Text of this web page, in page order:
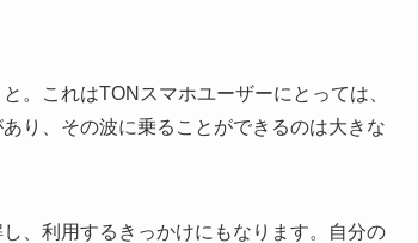
。これはTONスマホユーザーにとっては、
り、その波に乗ることができるのは大きな
、利用するきっかけにもなります。自分の